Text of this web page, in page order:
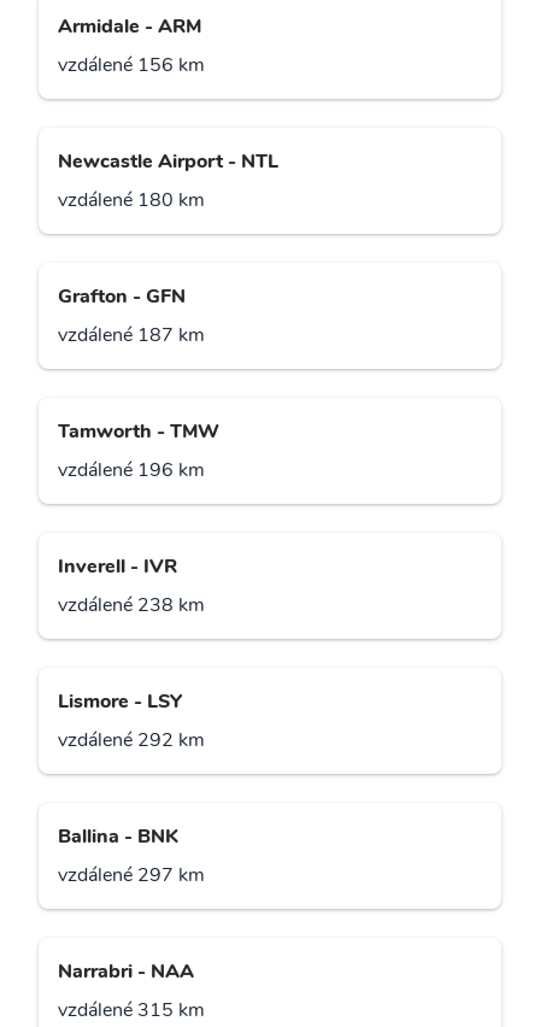
Armidale - ARM
vzdálené 156 km
Newcastle Airport - NTL
vzdálené 180 km
Grafton - GFN
vzdálené 187 km
Tamworth - TMW
vzdálené 196 km
Inverell - IVR
vzdálené 238 km
Lismore - LSY
vzdálené 292 km
Ballina - BNK
vzdálené 297 km
Narrabri - NAA
vzdálené 315 km